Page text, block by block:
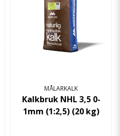
MÅLARKALK
Kalkbruk NHL 3,5 0-
1mm (1:2,5) (20 kg)